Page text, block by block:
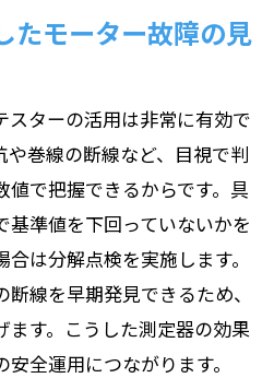
検に最適なスケジュール
早期発見につながる計画
ケジュール作成のポイン
たモーター点検周期の考
たモーター故障の見
スターの活用は非常に有効で
や巻線の断線など、目視で判
値で把握できるからです。具
準値を下回っていないかを
は分解点検を実施します。
線を早期発見できるため、
ます。こうした測定器の効果
全運用につながります。